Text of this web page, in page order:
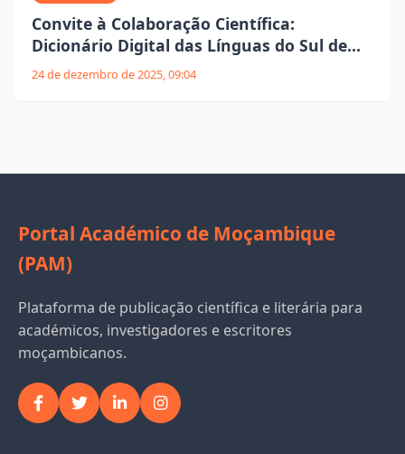
Convite à Colaboração Científica:
Dicionário Digital das Línguas do Sul de
Moçambique
24 de dezembro de 2025, 09:04
Portal Académico de Moçambique
(PAM)
Plataforma de publicação científica e literária para
académicos, investigadores e escritores
moçambicanos.